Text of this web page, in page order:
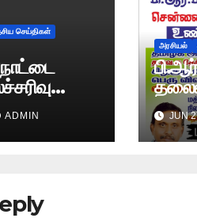
செய்திகள்
ADMIN
அரசியல்
JUN